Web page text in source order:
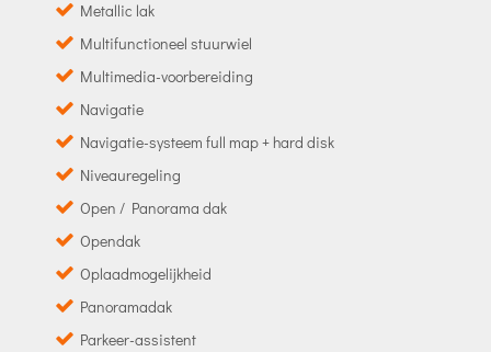
Metallic lak
Multifunctioneel stuurwiel
Multimedia-voorbereiding
Navigatie
Navigatie-systeem full map + hard disk
Niveauregeling
Open / Panorama dak
Opendak
Oplaadmogelijkheid
Panoramadak
Parkeer-assistent